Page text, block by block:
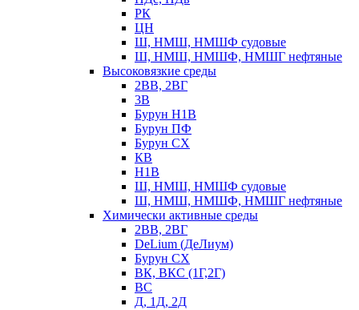
РК
ЦН
Ш, НМШ, НМШФ судовые
Ш, НМШ, НМШФ, НМШГ нефтяные
Высоковязкие среды
2ВВ, 2ВГ
3В
Бурун Н1В
Бурун ПФ
Бурун СХ
КВ
Н1В
Ш, НМШ, НМШФ судовые
Ш, НМШ, НМШФ, НМШГ нефтяные
Химически активные среды
2ВВ, 2ВГ
DeLium (ДеЛиум)
Бурун СХ
ВК, ВКС (1Г,2Г)
ВС
Д, 1Д, 2Д